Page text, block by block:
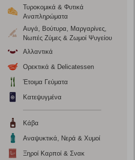
Τυροκομικά & Φυτικά
Αναπληρώματα
Αυγά, Βούτυρα, Μαργαρίνες,
Νωπές Ζύμες & Ζωμοί Ψυγείου
Αλλαντικά
Ορεκτικά & Delicatessen
Έτοιμα Γεύματα
Κατεψυγμένα
Κάβα
Αναψυκτικά, Νερά & Χυμοί
Ξηροί Καρποί & Σνακ
Ενημέρωση
Κατά την απλή περιήγηση ή/